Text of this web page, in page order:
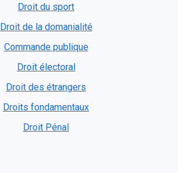
Droit du sport
Droit de la domanialité
Commande publique
Droit électoral
Droit des étrangers
Droits fondamentaux
Droit Pénal